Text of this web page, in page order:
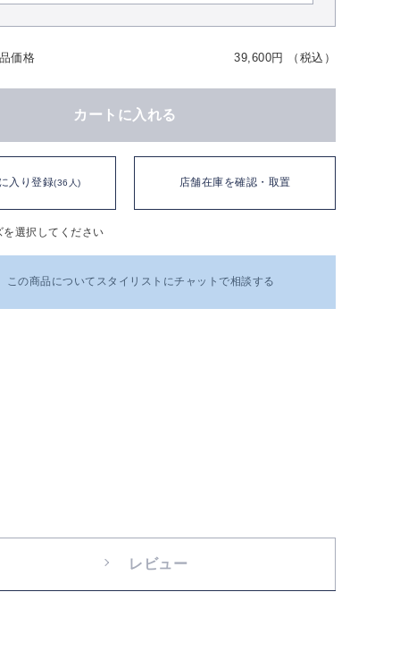
価格 39,600円 （税込）
カートに入れる
入り登録(36人) 店舗在庫を確認・取置
選択してください
この商品についてスタイリストにチャットで相談する
レビュー